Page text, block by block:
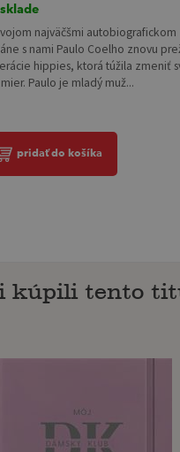
najväčšmi autobiografickom
s nami Paulo Coelho znovu
hippies, ktorá túžila zmeniť
Paulo je mladý muž...
pridať do košíka
kúpili tento